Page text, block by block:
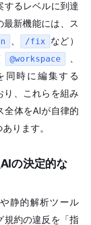
するレベルに到達
新機能には、ス
、 /fix
など）
@workspace 、
同時に編集する
、これらを組み
全体をAIが自律的
ります。
の決定的な
静的解析ツール
規約の違反を「指